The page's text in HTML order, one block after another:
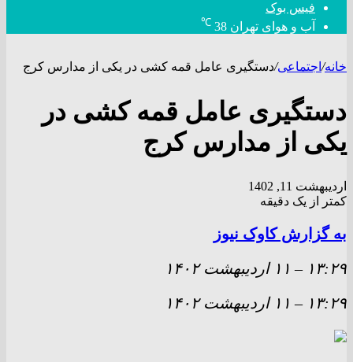
فیس بوک
آب و هوای تهران 38
℃
خانه/ اجتماعی/دستگیری عامل قمه کشی در یکی از مدارس کرج
دستگیری عامل قمه کشی در
یکی از مدارس کرج
اردیبهشت 11, 1402
کمتر از یک دقیقه
به گزارش کاوک نیوز
۱۳:۲۹ – ۱۱ ارديبهشت ۱۴۰۲
۱۳:۲۹ – ۱۱ ارديبهشت ۱۴۰۲